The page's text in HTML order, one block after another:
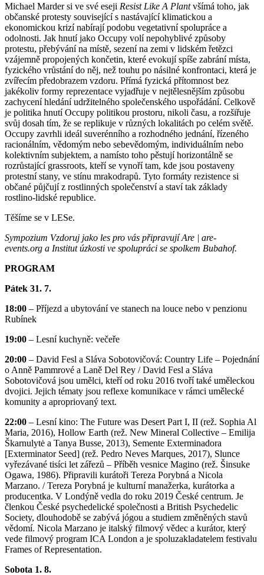
Michael Marder si ve své eseji Resist Like A Plantvšímá toho, jak
občanské protesty související s nastávající klimatickou a
ekonomickou krizí nabírají podobu vegetativní spolupráce a
odolnosti. Jak hnutí jako Occupy volí nepohyblivé způsoby
protestu, přebývání na místě, sezení na zemi v lidském řetězci
vzájemně propojených končetin, které evokují spíše zabrání místa,
fyzického vrůstání do něj, než touhu po násilné konfrontaci, která je
zvířecím předobrazem vzdoru. Přímá fyzická přítomnost bez
jakékoliv formy reprezentace vyjadřuje v nejtělesnějším způsobu
zachycení hledání udržitelného společenského uspořádání. Celkově
je politika hnutí Occupy politikou prostoru, nikoli času, a rozšiřuje
svůj dosah tím, že se replikuje v různých lokalitách po celém světě.
Occupy zavrhli ideál suverénního a rozhodného jednání, řízeného
racionálním, vědomým nebo sebevědomým, individuálním nebo
kolektivním subjektem, a namísto toho pěstují horizontálně se
rozrůstající grassroots, kteří se vynoří tam, kde jsou postaveny
protestní stany, ve stínu mrakodrapů. Tyto formáty rezistence si
občané půjčují z rostlinných společenství a staví tak základy
rostlino-lidské republice.
Těšíme se v LESe.
Sympozium Vzdoruj jako les pro vás připravují Are | are-
events.org a Institut úzkosti ve spolupráci se spolkem Bubahof.
PROGRAM
Pátek 31. 7.
18:00 – Příjezd a ubytování ve stanech na louce nebo v penzionu
Rubínek
19:00 – Lesní kuchyně: večeře
20:00 – David Fesl a Sláva Sobotovičová: Country Life – Pojednání
o Anně Pammrové a Laně Del Rey / David Fesl a Sláva
Sobotovičová jsou umělci, kteří od roku 2016 tvoří také uměleckou
dvojici. Jejich tématy jsou reflexe komunikace v rámci umělecké
komunity a apropriovaný text.
22:00 – Lesní kino: The Future was Desert Part I, II (rež. Sophia Al
Maria, 2016), Hollow Earth (rež. New Mineral Collective – Emilija
Škarnulytė a Tanya Busse, 2013), Semente Exterminadora
[Exterminator Seed] (rež. Pedro Neves Marques, 2017), Slunce
vyřezávané tisíci let zářezů – Příběh vesnice Magino (rež. Šinsuke
Ogawa, 1986). Připravili kurátoři Tereza Porybná a Nicola
Marzano. / Tereza Porybná je kulturní manažerka, kurátorka a
producentka. V Londýně vedla do roku 2019 České centrum. Je
členkou České psychedelické společnosti a British Psychedelic
Society, dlouhodobě se zabývá jógou a studiem změněných stavů
vědomí. Nicola Marzano je italský filmový vědec a kurátor, který
vede filmový program ICA London a je spoluzakladatelem festivalu
Frames of Representation.
Sobota 1. 8.